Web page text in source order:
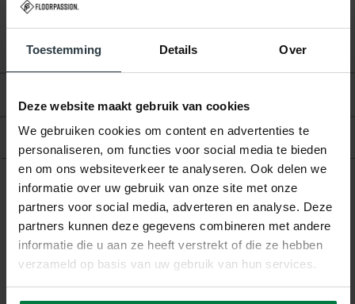
Toestemming Details Over
Deze website maakt gebruik van cookies
We gebruiken cookies om content en advertenties te
personaliseren, om functies voor social media te bieden
en om ons websiteverkeer te analyseren. Ook delen we
informatie over uw gebruik van onze site met onze
partners voor social media, adverteren en analyse. Deze
partners kunnen deze gegevens combineren met andere
informatie die u aan ze heeft verstrekt of die ze hebben
verzameld op basis van uw gebruik van hun services.
Beoordelingen
Product
Gerelateerde producten